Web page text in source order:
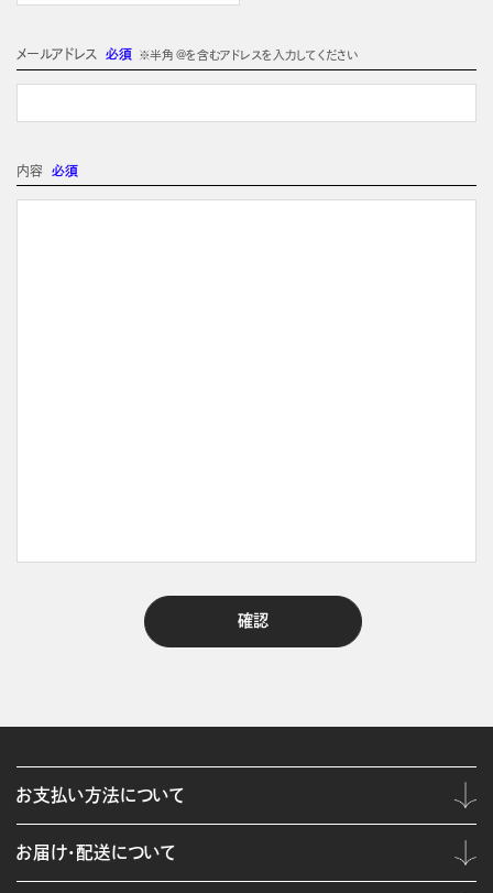
メールアドレス 必須 ※半角 @を含むアドレスを入力してください
内容 必須
お支払い方法について
お届け・配送について